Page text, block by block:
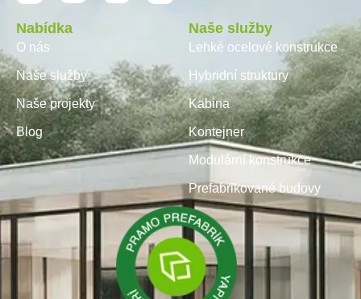
Nabídka
O nás
Naše služby
Naše projekty
Blog
Naše služby
Lehké ocelové konstrukce
Hybridní struktury
Kabina
Kontejner
Modulární konstrukce
Prefabrikované budovy